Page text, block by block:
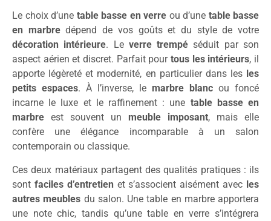
Le choix d’une table basse en verre ou d’une table basse
en marbredépend de vos goûts et du style de votre
décoration intérieure. Le verre trempé séduit par son
aspect aérien et discret. Parfait pour tous les intérieurs, il
apporte légèreté et modernité, en particulier dans les les
petits espaces. À l’inverse, le marbre blanc ou foncé
incarne le luxe et le raffinement : une table basse en
marbre est souvent un meuble imposant, mais elle
confère une élégance incomparable à un salon
contemporain ou classique.
Ces deux matériaux partagent des qualités pratiques : ils
sont faciles d’entretien et s’associent aisément avec les
autres meubles du salon. Une table en marbre apportera
une note chic, tandis qu’une table en verre s’intégrera